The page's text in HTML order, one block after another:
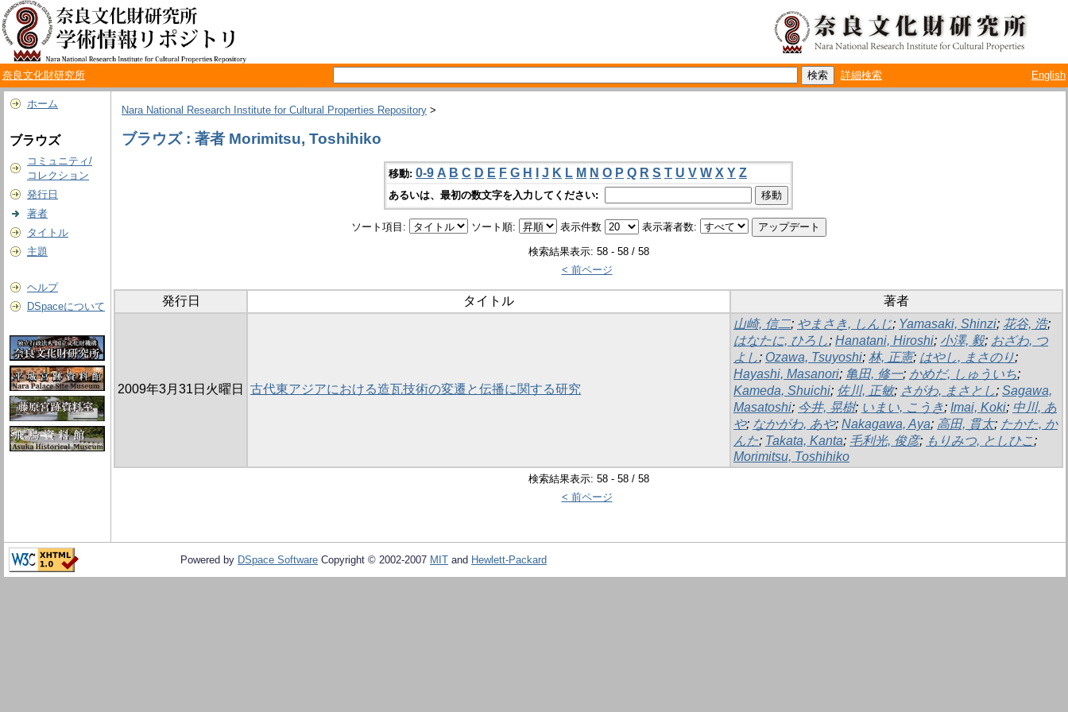
奈良文化財研究所 詳細検索 English
ホーム
ブラウズ
コミュニティ/
コレクション
発行日
著者
タイトル
主題
ヘルプ
DSpaceについて
Nara National Research Institute for Cultural Properties Repository >
ブラウズ : 著者 Morimitsu, Toshihiko
移動: 0-9 A B C D E F G H J K L M N O P Q R S T U V W X Y Z
あるいは、最初の数文字を入力してください:
ソート項目: ソート順: 表示件数 表示著者数:
検索結果表示: 58 - 58 / 58
< 前ページ
発行日 タイトル 著者
2009年3月31日火曜日 古代東アジアにおける造瓦技術の変遷と伝播に関する研究
山崎, 信二; やまさき, しんじ; Yamasaki, Shinzi; 花谷, 浩;
はなたに, ひろし; Hanatani, Hiroshi; 小澤, 毅; おざわ, つ
よし; Ozawa, Tsuyoshi; 林, 正憲; はやし, まさのり;
Hayashi, Masanori; 亀田, 修一; かめだ, しゅういち;
Kameda, Shuichi; 佐川, 正敏; さがわ, まさとし; Sagawa,
Masatoshi; 今井, 晃樹; いまい, こうき; Imai, Koki; 中川, あ
や; なかがわ, あや; Nakagawa, Aya; 高田, 貫太; たかた, か
んた; Takata, Kanta; 毛利光, 俊彦; もりみつ, としひこ;
Morimitsu, Toshihiko
検索結果表示: 58 - 58 / 58
< 前ページ
Powered by DSpace Software Copyright © 2002-2007 MIT and Hewlett-Packard